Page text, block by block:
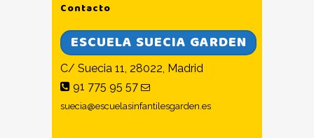
Contacto
ESCUELA SUECIA GARDEN
C/ Suecia 11, 28022, Madrid
91 775 95 57
suecia@escuelasinfantilesgarden.es